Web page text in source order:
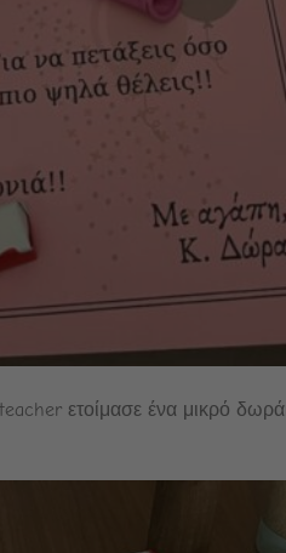
ετοίμασε ένα μικρό